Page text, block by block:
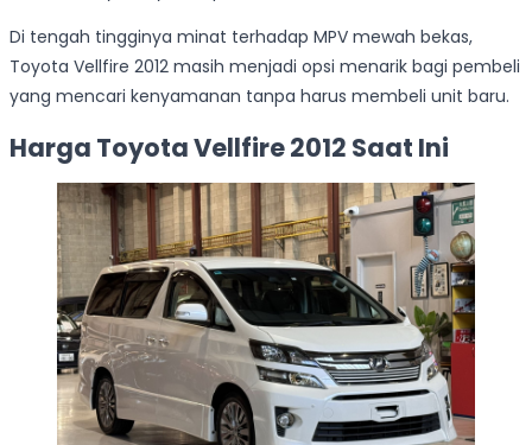
Di tengah tingginya minat terhadap MPV mewah bekas,
Toyota Vellfire 2012 masih menjadi opsi menarik bagi pembeli
yang mencari kenyamanan tanpa harus membeli unit baru.
Harga Toyota Vellfire 2012 Saat Ini